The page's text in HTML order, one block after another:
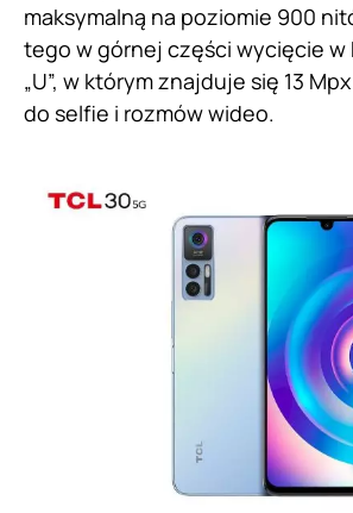
maksymalną na poziomie 900
tego w górnej części wycięcie w
„U”, w którym znajduje się 13
do selfie i rozmów wideo.